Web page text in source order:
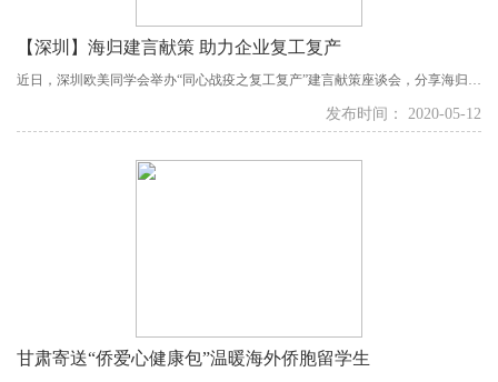
【深圳】海归建言献策 助力企业复工复产
近日，深圳欧美同学会举办“同心战疫之复工复产”建言献策座谈会，分享海归企
业抗疫经验，共同探讨交流疫情影响下企业经营、政策落实难点等问题，为海
归企业复工复产助力。深圳市委统战部副部长、市侨办副主任、市侨联副主席
发布时间： 2020-05-12
甘肃寄送“侨爱心健康包”温暖海外侨胞留学生